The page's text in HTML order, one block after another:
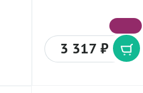
3 317 ₽